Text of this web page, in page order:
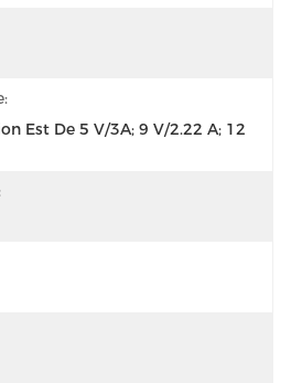
Est De 5 V/3A; 9 V/2.22 A; 12